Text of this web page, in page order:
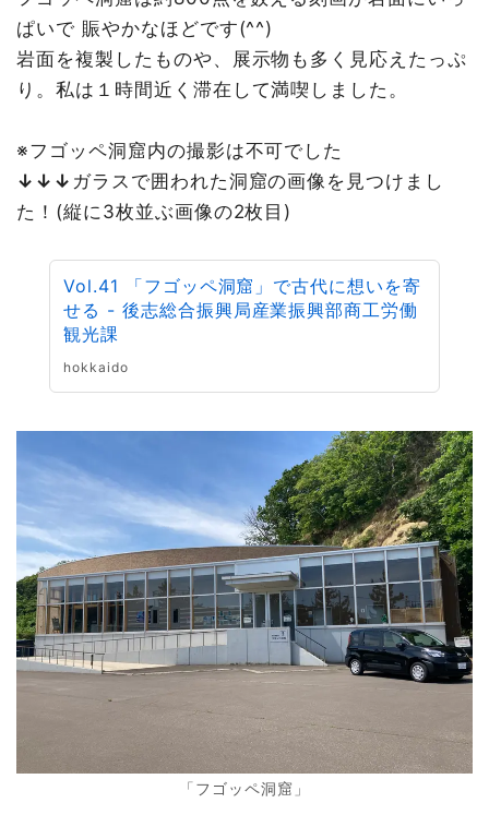
ぱいで 賑やかなほどです(^^)
岩面を複製したものや、展示物も多く見応えたっぷ
り。私は１時間近く滞在して満喫しました。
※フゴッペ洞窟内の撮影は不可でした
↓↓↓ ガラスで囲われた洞窟の画像を見つけまし
た！(縦に3枚並ぶ画像の2枚目)
Vol.41 「フゴッペ洞窟」で古代に想いを寄
せる - 後志総合振興局産業振興部商工労働
観光課
hokkaido
「フゴッペ洞窟」